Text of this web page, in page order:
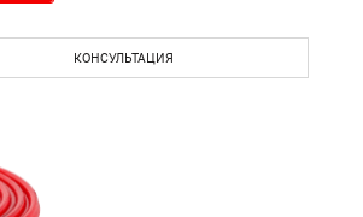
КОНСУЛЬТАЦИЯ